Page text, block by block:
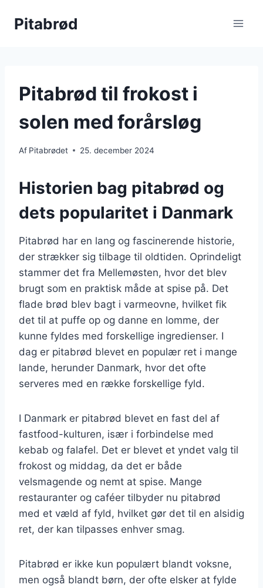
Pitabrød
Pitabrød til frokost i
solen med forårsløg
Af Pitabrødet 25. december 2024
Historien bag pitabrød og
dets popularitet i Danmark
Pitabrød har en lang og fascinerende historie,
der strækker sig tilbage til oldtiden. Oprindeligt
stammer det fra Mellemøsten, hvor det blev
brugt som en praktisk måde at spise på. Det
flade brød blev bagt i varmeovne, hvilket fik
det til at puffe op og danne en lomme, der
kunne fyldes med forskellige ingredienser. I
dag er pitabrød blevet en populær ret i mange
lande, herunder Danmark, hvor det ofte
serveres med en række forskellige fyld.
I Danmark er pitabrød blevet en fast del af
fastfood-kulturen, især i forbindelse med
kebab og falafel. Det er blevet et yndet valg til
frokost og middag, da det er både
velsmagende og nemt at spise. Mange
restauranter og caféer tilbyder nu pitabrød
med et væld af fyld, hvilket gør det til en alsidig
ret, der kan tilpasses enhver smag.
Pitabrød er ikke kun populært blandt voksne,
men også blandt børn, der ofte elsker at fylde